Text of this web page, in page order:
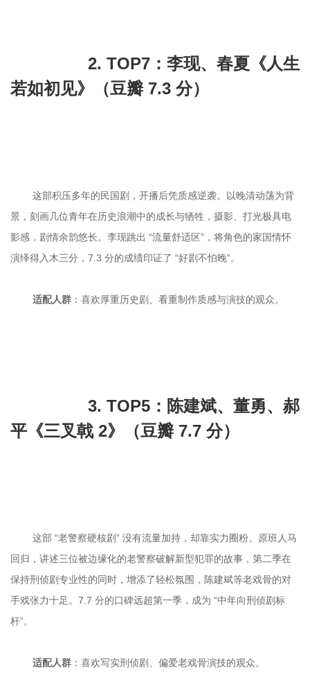
若如初见》（豆瓣 7.3 分）
景，刻画几位青年在历史浪潮中的成长与牺牲，摄影、打光极具电
影感，剧情余韵悠长。李现跳出 “流量舒适区”，将角色的家国情怀
适配人群
平《三叉戟 2》（豆瓣 7.7 分）
回归，讲述三位被边缘化的老警察破解新型犯罪的故事，第二季在
保持刑侦剧专业性的同时，增添了轻松氛围，陈建斌等老戏骨的对
手戏张力十足。7.7 分的口碑远超第一季，成为 “中年向刑侦剧标
适配人群